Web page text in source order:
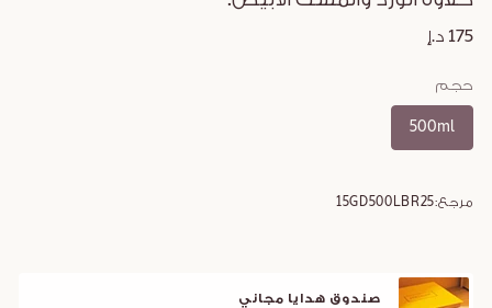
175 د.إ
حجم
500ml
مرجع:15GD500LBR25
صندوق هدايا مجاني